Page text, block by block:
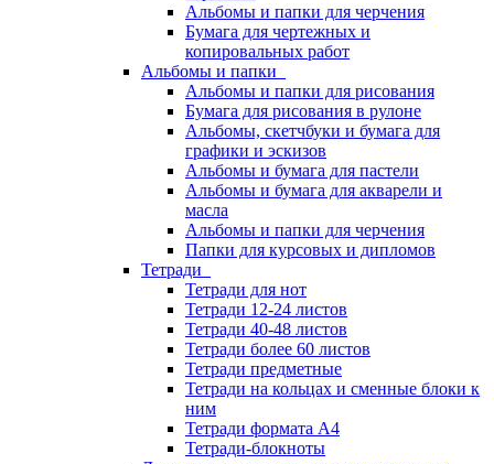
Альбомы и папки для черчения
Бумага для чертежных и
копировальных работ
Альбомы и папки
Альбомы и папки для рисования
Бумага для рисования в рулоне
Альбомы, скетчбуки и бумага для
графики и эскизов
Альбомы и бумага для пастели
Альбомы и бумага для акварели и
масла
Альбомы и папки для черчения
Папки для курсовых и дипломов
Тетради
Тетради для нот
Тетради 12-24 листов
Тетради 40-48 листов
Тетради более 60 листов
Тетради предметные
Тетради на кольцах и сменные блоки к
ним
Тетради формата А4
Тетради-блокноты